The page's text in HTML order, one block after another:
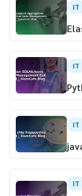
IT
IT
IT
IT